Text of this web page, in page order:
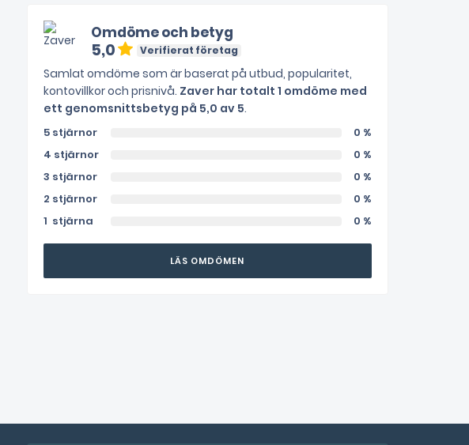
Omdöme och betyg
5,0 Verifierat företag
Samlat omdöme som är baserat på utbud, popularitet,
kontovillkor och prisnivå. Zaver har totalt 1 omdöme med
ett genomsnittsbetyg på 5,0 av 5.
5 stjärnor
0 %
4 stjärnor
0 %
3 stjärnor
0 %
2 stjärnor
0 %
1 stjärna
0 %
LÄS OMDÖMEN